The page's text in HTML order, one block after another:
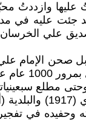
عليها
جئت عليه
في العام 1961،
صحن الإمام
مطلع